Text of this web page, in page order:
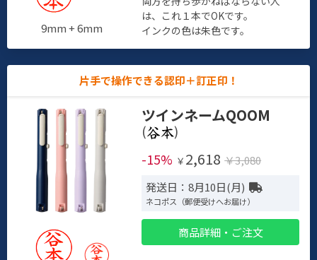
9mm + 6mm
は、これ１本でOKです。
インクの色は朱色です。
片手で操作できる認印＋訂正印！
ツインネームQOOM
(
)
-15% ￥ 2,618 ￥3,080
発送日：8月10日(月)
ネコポス（郵便受けへお届け）
商品詳細・ご注文